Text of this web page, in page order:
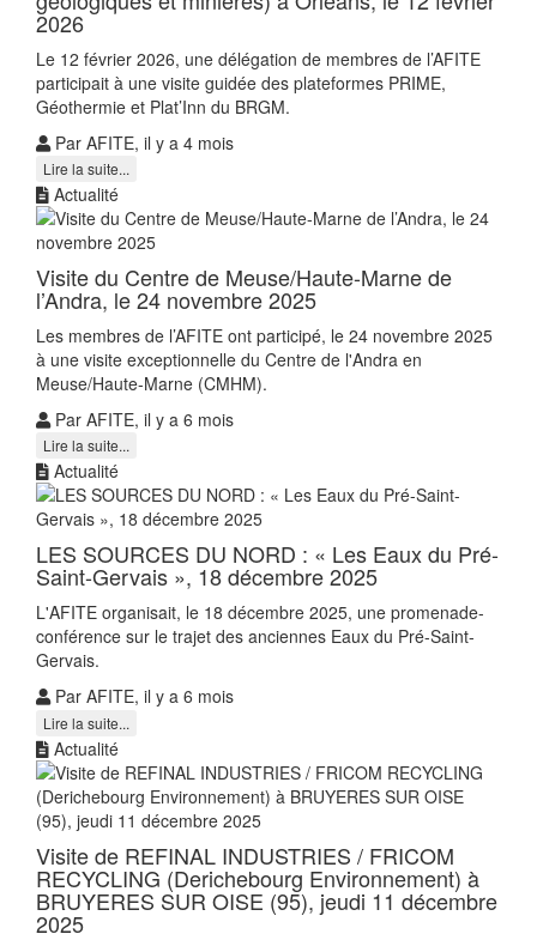
2026
Le 12 février 2026, une délégation de membres de l’AFITE
participait à une visite guidée des plateformes PRIME,
Géothermie et Plat’Inn du BRGM.
Par AFITE, il y a 4 mois
Lire la suite...
Actualité
Visite du Centre de Meuse/Haute-Marne de
l’Andra, le 24 novembre 2025
Les membres de l’AFITE ont participé, le 24 novembre 2025
à une visite exceptionnelle du Centre de l'Andra en
Meuse/Haute-Marne (CMHM).
Par AFITE, il y a 6 mois
Lire la suite...
Actualité
LES SOURCES DU NORD : « Les Eaux du Pré-
Saint-Gervais », 18 décembre 2025
L'AFITE organisait, le 18 décembre 2025, une promenade-
conférence sur le trajet des anciennes Eaux du Pré-Saint-
Gervais.
Par AFITE, il y a 6 mois
Lire la suite...
Actualité
Visite de REFINAL INDUSTRIES / FRICOM
RECYCLING (Derichebourg Environnement) à
BRUYERES SUR OISE (95), jeudi 11 décembre
2025